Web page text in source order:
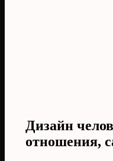
Дизайн
отношения,